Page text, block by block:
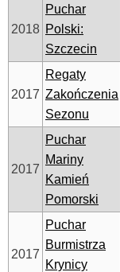
2018
Puchar
Polski:
Szczecin
2017
Regaty
Zakończenia
Sezonu
2017
Puchar
Mariny
Kamień
Pomorski
2017
Puchar
Burmistrza
Krynicy